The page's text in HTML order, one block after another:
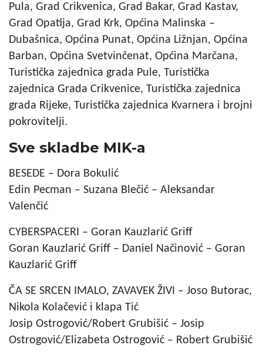
Pula, Grad Crikvenica, Grad Bakar, Grad Kastav,
Grad Opatija, Grad Krk, Općina Malinska –
Dubašnica, Općina Punat, Općina Ližnjan, Općina
Barban, Općina Svetvinčenat, Općina Marčana,
Turistička zajednica grada Pule, Turistička
zajednica Grada Crikvenice, Turistička zajednica
grada Rijeke, Turistička zajednica Kvarnera i brojni
pokrovitelji.
Sve skladbe MIK-a
BESEDE – Dora Bokulić
Edin Pecman – Suzana Blečić – Aleksandar
Valenčić
CYBERSPACERI – Goran Kauzlarić Griff
Goran Kauzlarić Griff – Daniel Načinović – Goran
Kauzlarić Griff
ČA SE SRCEN IMALO, ZAVAVEK ŽIVI – Joso Butorac,
Nikola Kolačević i klapa Tić
Josip Ostrogović/Robert Grubišić – Josip
Ostrogović/Elizabeta Ostrogović – Robert Grubišić